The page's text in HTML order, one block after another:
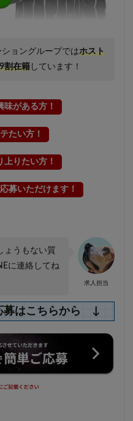
ョングループではホスト
割在籍しています！
味がある方！
たい方！
上りたい方！
募いただけます！
求人担当
ょうもない質
に連絡してね
はこちらから ↓